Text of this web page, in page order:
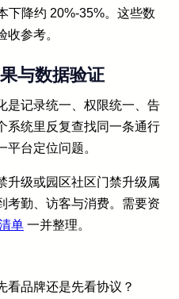
下降约 20%-35%。这些数
参考。
与数据验证
是记录统一、权限统一、告
系统里反复查找同一条通行
台定位问题。
升级或园区社区门禁升级属
考勤、访客与消费。需要资
单 一并整理。
看品牌还是先看协议？